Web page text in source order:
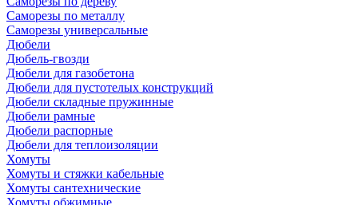
Саморезы по металлу
Саморезы универсальные
Дюбели
Дюбель-гвозди
Дюбели для газобетона
Дюбели для пустотелых конструкций
Дюбели складные пружинные
Дюбели рамные
Дюбели распорные
Дюбели для теплоизоляции
Хомуты
Хомуты и стяжки кабельные
Хомуты сантехнические
Хомуты обжимные